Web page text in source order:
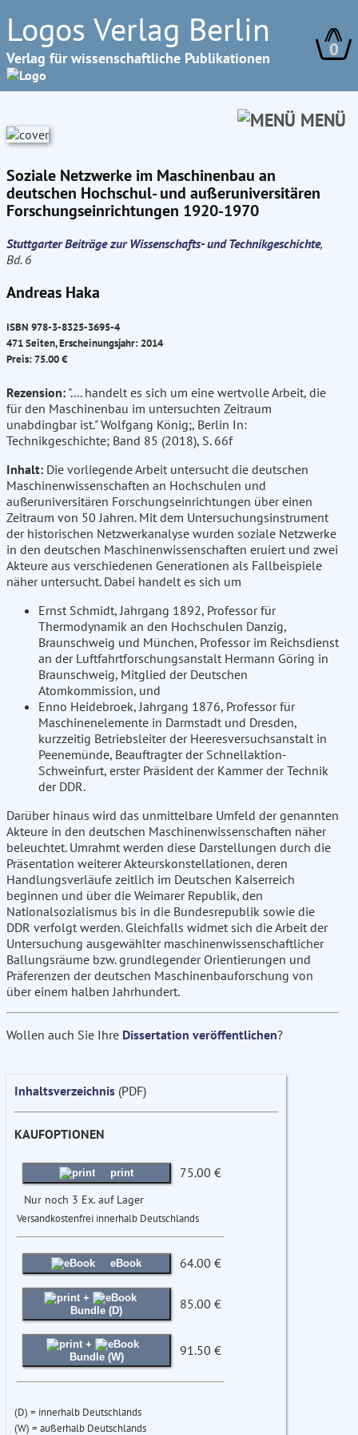
Logos Verlag Berlin
Verlag für wissenschaftliche Publikationen 0
MENÜ
Soziale Netzwerke im Maschinenbau an
deutschen Hochschul- und außeruniversitären
Forschungseinrichtungen 1920-1970
Stuttgarter Beiträge zur Wissenschafts- und Technikgeschichte,
Bd. 6
Andreas Haka
ISBN 978-3-8325-3695-4
471 Seiten, Erscheinungsjahr: 2014
Preis: 75.00 €
Rezension: ".... handelt es sich um eine wertvolle Arbeit, die
für den Maschinenbau im untersuchten Zeitraum
unabdingbar ist." Wolfgang König;, Berlin In:
Technikgeschichte; Band 85 (2018), S. 66f
Inhalt: Die vorliegende Arbeit untersucht die deutschen
Maschinenwissenschaften an Hochschulen und
außeruniversitären Forschungseinrichtungen über einen
Zeitraum von 50 Jahren. Mit dem Untersuchungsinstrument
der historischen Netzwerkanalyse wurden soziale Netzwerke
in den deutschen Maschinenwissenschaften eruiert und zwei
Akteure aus verschiedenen Generationen als Fallbeispiele
näher untersucht. Dabei handelt es sich um
Ernst Schmidt, Jahrgang 1892, Professor für
Thermodynamik an den Hochschulen Danzig,
Braunschweig und München, Professor im Reichsdienst
an der Luftfahrtforschungsanstalt Hermann Göring in
Braunschweig, Mitglied der Deutschen
Atomkommission, und
Enno Heidebroek, Jahrgang 1876, Professor für
Maschinenelemente in Darmstadt und Dresden,
kurzzeitig Betriebsleiter der Heeresversuchsanstalt in
Peenemünde, Beauftragter der Schnellaktion-
Schweinfurt, erster Präsident der Kammer der Technik
der DDR.
Darüber hinaus wird das unmittelbare Umfeld der genannten
Akteure in den deutschen Maschinenwissenschaften näher
beleuchtet. Umrahmt werden diese Darstellungen durch die
Präsentation weiterer Akteurskonstellationen, deren
Handlungsverläufe zeitlich im Deutschen Kaiserreich
beginnen und über die Weimarer Republik, den
Nationalsozialismus bis in die Bundesrepublik sowie die
DDR verfolgt werden. Gleichfalls widmet sich die Arbeit der
Untersuchung ausgewählter maschinenwissenschaftlicher
Ballungsräume bzw. grundlegender Orientierungen und
Präferenzen der deutschen Maschinenbauforschung von
über einem halben Jahrhundert.
Wollen auch Sie Ihre Dissertation veröffentlichen?
Inhaltsverzeichnis (PDF)
KAUFOPTIONEN
print 75.00 €
Nur noch 3 Ex. auf Lager
Versandkostenfrei innerhalb Deutschlands
eBook 64.00 €
+
Bundle (D)
85.00 €
+
Bundle (W)
91.50 €
(D) = innerhalb Deutschlands
(W) = außerhalb Deutschlands